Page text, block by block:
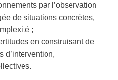
par l’observation
de situations concrètes,
;
en construisant de
d’intervention,